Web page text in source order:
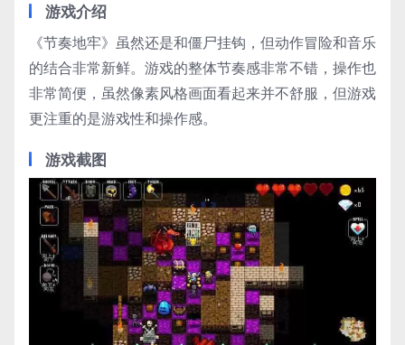
游戏介绍
《节奏地牢》虽然还是和僵尸挂钩，但动作冒险和音乐
的结合非常新鲜。游戏的整体节奏感非常不错，操作也
非常简便，虽然像素风格画面看起来并不舒服，但游戏
更注重的是游戏性和操作感。
游戏截图